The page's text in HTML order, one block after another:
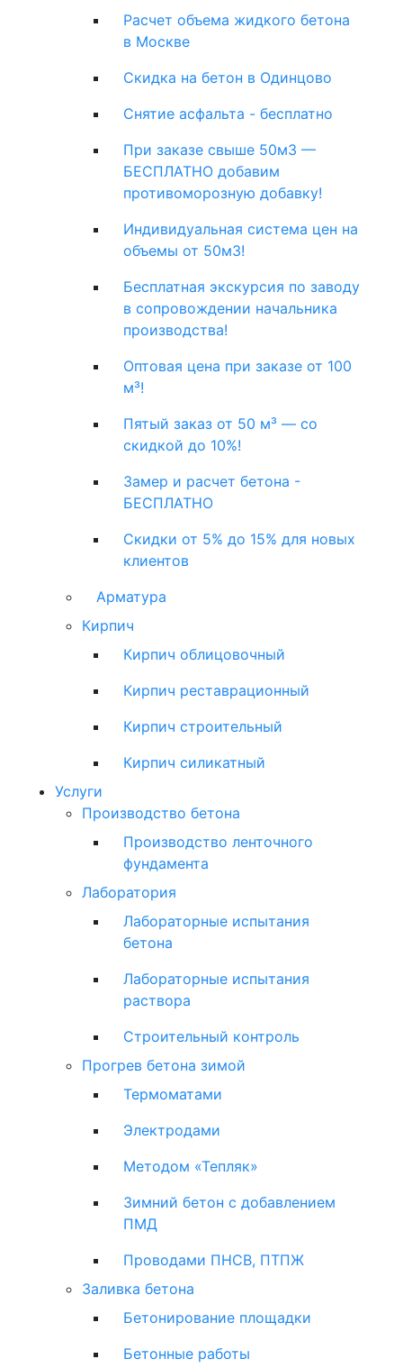
Расчет объема жидкого бетона
в Москве
Скидка на бетон в Одинцово
Снятие асфальта - бесплатно
При заказе свыше 50м3 —
БЕСПЛАТНО добавим
противоморозную добавку!
Индивидуальная система цен на
объемы от 50м3!
Бесплатная экскурсия по заводу
в сопровождении начальника
производства!
Оптовая цена при заказе от 100
м³!
Пятый заказ от 50 м³ — со
скидкой до 10%!
Замер и расчет бетона -
БЕСПЛАТНО
Скидки от 5% до 15% для новых
клиентов
Арматура
Кирпич
Кирпич облицовочный
Кирпич реставрационный
Кирпич строительный
Кирпич силикатный
Услуги
Производство бетона
Производство ленточного
фундамента
Лаборатория
Лабораторные испытания
бетона
Лабораторные испытания
раствора
Строительный контроль
Прогрев бетона зимой
Термоматами
Электродами
Методом «Тепляк»
Зимний бетон с добавлением
ПМД
Проводами ПНСВ, ПТПЖ
Заливка бетона
Бетонирование площадки
Бетонные работы